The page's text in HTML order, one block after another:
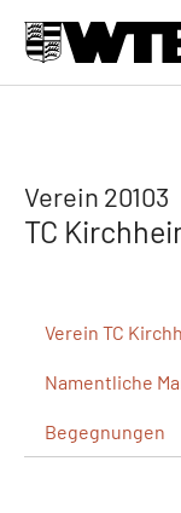
Verein 20103
TC
Verein TC
Namentliche
Begegnungen